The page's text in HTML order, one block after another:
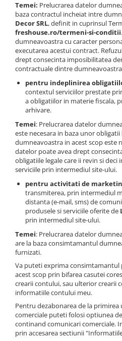
Temei: Prelucrarea datelor
baza contractul incheiat intre
Decor SRL, definit in cuprinsul
freshouse.ro/termeni-si-conditii
dumneavoastra cu caracter
executarea acestui contract.
drept consecinta imposibilitatea
contractuale dintre
pentru indeplinirea
contextul serviciilor prestate
a obligatiilor in materie fiscala,
arhivare.
Temei: Prelucrarea datelor
este necesara in baza unor
dumneavoastra in acest scop este
datelor poate avea drept
obligatiile legale care ii revin si
serviciile prin intermediul site-ului.
pentru activitati de
transmiterea, prin intermediul
distanta (e-mail, sms) de
produsele si serviciile oferite de
prin intermediul site-ului.
Temei: Prelucrarea datelor
are la baza consimtamantul
furnizati.
Va puteti exprima
acest scop prin bifarea casutei
crearii contului, sau ulterior crearii
informatiile contului meu.
Pentru dezabonarea de la
comerciale puteti folosi optiunea
continand comunicari comerciale.
prin accesarea sectiunii